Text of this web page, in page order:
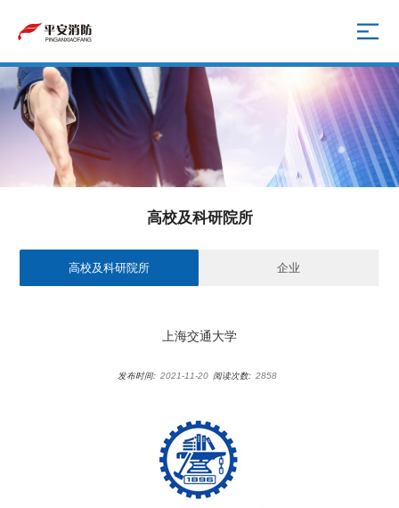
高校及科研院所
高校及科研院所 企业
上海交通大学
发布时间: 2021-11-20 阅读次数: 2858